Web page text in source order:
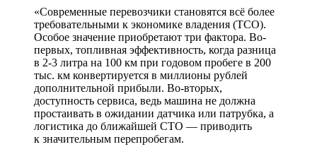
«Современные перевозчики становятся всё более
требовательными к экономике владения (TCO).
Особое значение приобретают три фактора. Во-
первых, топливная эффективность, когда разница
в 2-3 литра на 100 км при годовом пробеге в 200
тыс. км конвертируется в миллионы рублей
дополнительной прибыли. Во-вторых,
доступность сервиса, ведь машина не должна
простаивать в ожидании датчика или патрубка, а
логистика до ближайшей СТО ― приводить
к значительным перепробегам.